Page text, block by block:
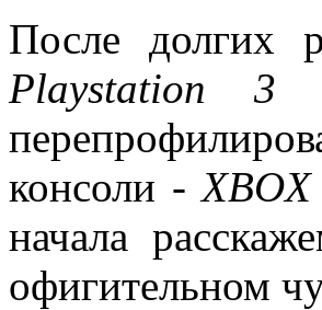
После долгих
Playstation 3
консоли -
начала
офигительном